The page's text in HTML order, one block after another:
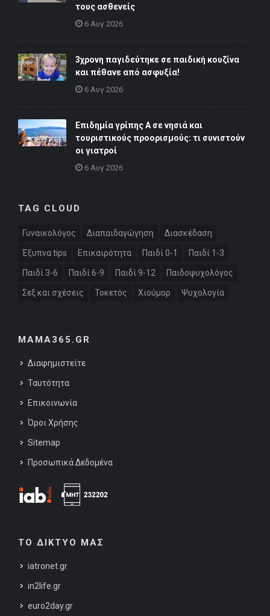
τους ασθενείς
6 Αυγ 2026
3χρονη παγιδεύτηκε σε παιδική κουζίνα
και πέθανε από ασφυξία!
6 Αυγ 2026
Επιδημία γρίπης Α σε νησιά και
τουριστικούς προορισμούς: τι συνιστούν
οι γιατροί
6 Αυγ 2026
TAG CLOUD
Γυναικολόγος Διαπαιδαγώγηση Διασκέδαση
Έξυπνα tips Επικαιρότητα Παιδί 0-1 Παιδί 1-3
Παιδί 3-6 Παιδί 6-9 Παιδί 9-12 Παιδοψυχολόγος
Σεξ και σχέσεις Τοκετός Χιούμορ Ψυχολογία
MAMA365.GR
Διαφημιστείτε
Ταυτότητα
Επικοινωνία
Όροι Χρήσης
Sitemap
Προσωπικά Δεδομένα
ΤΟ ΔΙΚΤΥΟ ΜΑΣ
iatronet.gr
in2life.gr
euro2day.gr